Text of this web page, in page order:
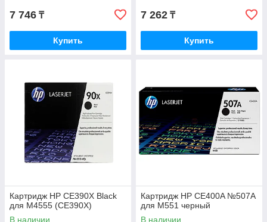
7 746 ₸
Купить
7 262 ₸
Купить
Картридж HP CE390X Black
для M4555 (CE390X)
В наличии
Картридж HP CE400A №507A
для M551 черный
В наличии